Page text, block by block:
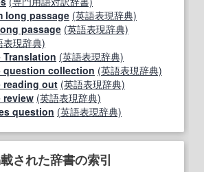
long passage (英語表現辞典)
passage (英語表現辞典)
表現辞典)
Translation (英語表現辞典)
question collection (英語表現辞典)
reading out (英語表現辞典)
review (英語表現辞典)
question (英語表現辞典)
された辞書の索引